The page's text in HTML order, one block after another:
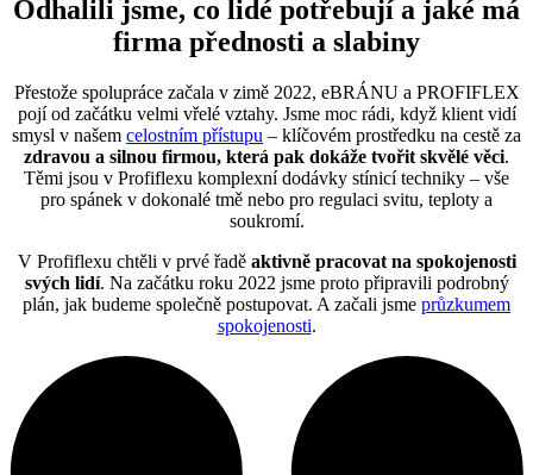
Odhalili jsme, co lidé potřebují a jaké má
firma přednosti a slabiny
Přestože spolupráce začala v zimě 2022, eBRÁNU a PROFIFLEX
pojí od začátku velmi vřelé vztahy. Jsme moc rádi, když klient vidí
smysl v našem celostním přístupu – klíčovém prostředku na cestě za
zdravou a silnou firmou, která pak dokáže tvořit skvělé věci.
Těmi jsou v Profiflexu komplexní dodávky stínicí techniky – vše
pro spánek v dokonalé tmě nebo pro regulaci svitu, teploty a
soukromí.
V Profiflexu chtěli v prvé řadě aktivně pracovat na spokojenosti
svých lidí. Na začátku roku 2022 jsme proto připravili podrobný
plán, jak budeme společně postupovat. A začali jsme průzkumem
spokojenosti.